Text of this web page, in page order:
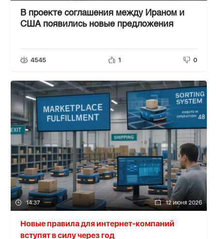
В проекте соглашения между Ираном и
США появились новые предложения
4545 1 0
14:37 12 июня 2026
Новые правила для интернет-компаний
вступят в силу через год